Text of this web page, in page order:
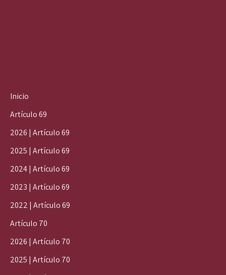
Inicio
Artículo 69
2026 | Artículo 69
2025 | Artículo 69
2024 | Artículo 69
2023 | Artículo 69
2022 | Artículo 69
Artículo 70
2026 | Artículo 70
2025 | Artículo 70